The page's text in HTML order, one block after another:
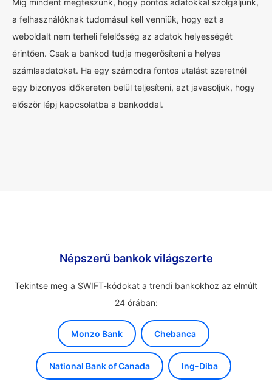
Míg mindent megteszünk, hogy pontos adatokkal szolgáljunk,
a felhasználóknak tudomásul kell venniük, hogy ezt a
weboldalt nem terheli felelősség az adatok helyességét
érintően. Csak a bankod tudja megerősíteni a helyes
számlaadatokat. Ha egy számodra fontos utalást szeretnél
egy bizonyos időkereten belül teljesíteni, azt javasoljuk, hogy
először lépj kapcsolatba a bankoddal.
Népszerű bankok világszerte
Tekintse meg a SWIFT-kódokat a trendi bankokhoz az elmúlt
24 órában:
Monzo Bank Chebanca
National Bank of Canada Ing-Diba